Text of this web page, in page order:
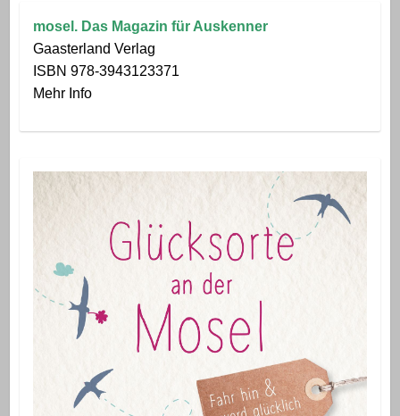
mosel. Das Magazin für Auskenner
Gaasterland Verlag
ISBN 978-3943123371
Mehr Info